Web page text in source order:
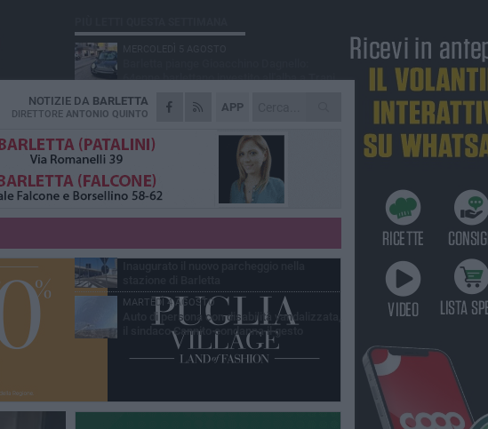
APP
NOTIZIE DA BARLETTA
DIRETTORE ANTONIO QUINTO
64enne barlettano investito all'alba a Trani
GIOVEDÌ 6 AGOSTO
Il ricordo di "Cecco", il benzinaio col
separavano dalla pensione»
MERCOLEDÌ 5 AGOSTO
Jova Summer Party, giovedì mattina
sopralluogo nell'area dell'evento
DOMENICA 2 AGOSTO
Beni confiscati alla mafia. Nasce il servizio
VENERDÌ 31 LUGLIO
MARTEDÌ 4 AGOSTO
Auto di persona con disabilità vandalizzata,
il sindaco Cannito condanna il gesto